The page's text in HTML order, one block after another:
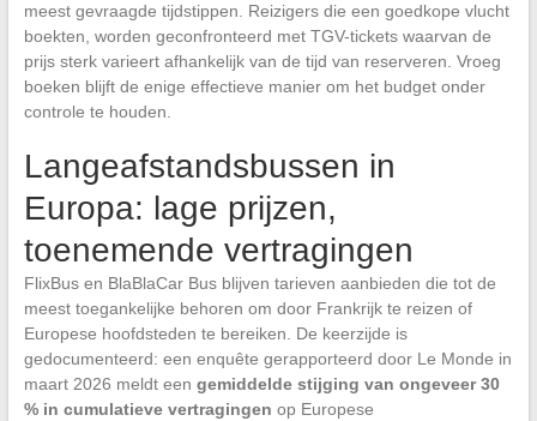
meest gevraagde tijdstippen. Reizigers die een goedkope vlucht
boekten, worden geconfronteerd met TGV-tickets waarvan de
prijs sterk varieert afhankelijk van de tijd van reserveren. Vroeg
boeken blijft de enige effectieve manier om het budget onder
controle te houden.
Langeafstandsbussen in
Europa: lage prijzen,
toenemende vertragingen
FlixBus en BlaBlaCar Bus blijven tarieven aanbieden die tot de
meest toegankelijke behoren om door Frankrijk te reizen of
Europese hoofdsteden te bereiken. De keerzijde is
gedocumenteerd: een enquête gerapporteerd door Le Monde in
maart 2026 meldt een gemiddelde stijging van ongeveer 30
% in cumulatieve vertragingen op Europese